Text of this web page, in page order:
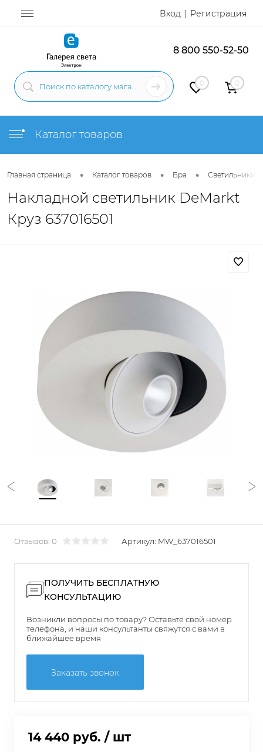
Вход Регистрация
8 800 550-52-50
0 0
Каталог товаров
Главная страница • Каталог товаров • Бра • Светильники
Накладной светильник DeMarkt
Круз 637016501
Отзывов: 0 Артикул: MW_637016501
ПОЛУЧИТЬ БЕСПЛАТНУЮ
КОНСУЛЬТАЦИЮ
Возникли вопросы по товару? Оставьте свой номер
телефона, и наши консультанты свяжутся с вами в
ближайшее время
Заказать звонок
14 440 руб. / шт